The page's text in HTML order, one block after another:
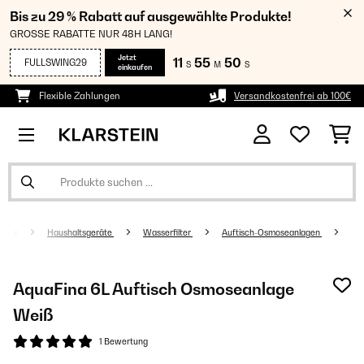
Bis zu 29 % Rabatt auf ausgewählte Produkte!
GROSSE RABATTE NUR 48H LANG!
FULLSWING29
Jetzt
einkaufen
11 S 55 M 50 S
Flexible Zahlungen Versandkostenfrei ab 100€
Haushaltsgeräte Wasserfilter Auftisch-Osmoseanlagen
AquaFina 6L Auftisch Osmoseanlage​
Weiß
1 Bewertung